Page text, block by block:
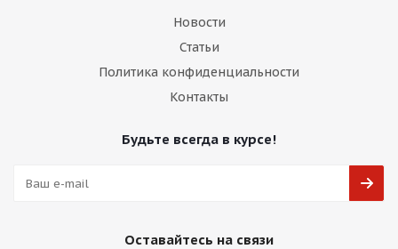
Новости
Статьи
Политика конфиденциальности
Контакты
Будьте всегда в курсе!
Оставайтесь на связи